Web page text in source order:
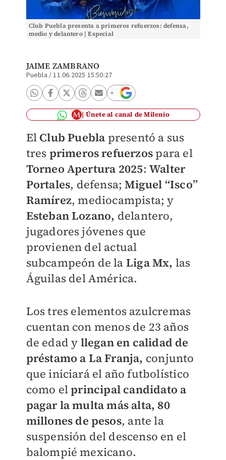
Club Puebla presenta a primeros refuerzos: defensa,
medio y delantero | Especial
JAIME ZAMBRANO
Puebla /11.06.2025 15:50:27
Únete al canal de Milenio
El Club Puebla presentó a sus
tres primeros refuerzos para el
Torneo Apertura 2025: Walter
Portales, defensa;Miguel “Isco”
Ramírez, mediocampista; y
Esteban Lozano, delantero,
jugadores jóvenes que
provienen del actual
subcampeón de la Liga Mx, las
Águilas del América.
Los tres elementos azulcremas
cuentan con menos de 23 años
de edad y llegan en calidad de
préstamo a La Franja, conjunto
que iniciará el año futbolístico
como elprincipal candidato a
pagar la multa más alta, 80
millones de pesos, ante la
suspensión del descenso en el
balompié mexicano.